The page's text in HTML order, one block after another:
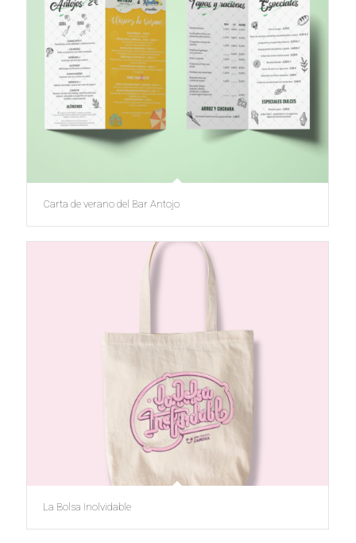
Carta de verano del Bar Antojo
La Bolsa Inolvidable